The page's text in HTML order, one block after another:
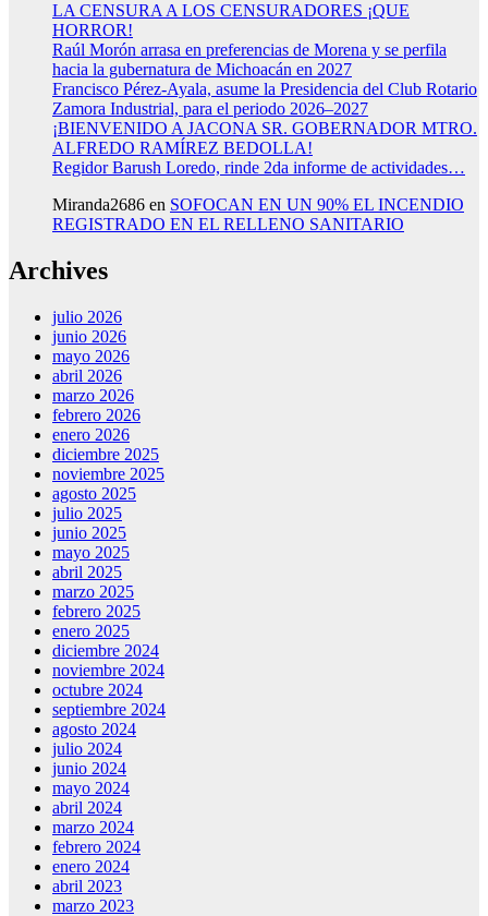
LA CENSURA A LOS CENSURADORES ¡QUE
HORROR!
Raúl Morón arrasa en preferencias de Morena y se perfila
hacia la gubernatura de Michoacán en 2027
Francisco Pérez-Ayala, asume la Presidencia del Club Rotario
Zamora Industrial, para el periodo 2026–2027
¡BIENVENIDO A JACONA SR. GOBERNADOR MTRO.
ALFREDO RAMÍREZ BEDOLLA!
Regidor Barush Loredo, rinde 2da informe de actividades…
Miranda2686 en SOFOCAN EN UN 90% EL INCENDIO
REGISTRADO EN EL RELLENO SANITARIO
Archives
julio 2026
junio 2026
mayo 2026
abril 2026
marzo 2026
febrero 2026
enero 2026
diciembre 2025
noviembre 2025
agosto 2025
julio 2025
junio 2025
mayo 2025
abril 2025
marzo 2025
febrero 2025
enero 2025
diciembre 2024
noviembre 2024
octubre 2024
septiembre 2024
agosto 2024
julio 2024
junio 2024
mayo 2024
abril 2024
marzo 2024
febrero 2024
enero 2024
abril 2023
marzo 2023